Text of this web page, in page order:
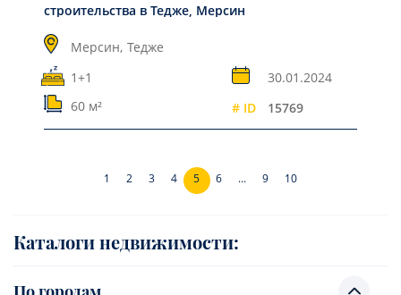
строительства в Тедже, Мерсин
Мерсин, Тедже
1+1
30.01.2024
60 м²
# ID 15769
1 2 3 4 5 6 ... 9 10
Каталоги недвижимости: